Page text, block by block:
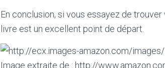
En conclusion, si vous essayez de
livre est un excellent point de départ.
Image extraite de : http://